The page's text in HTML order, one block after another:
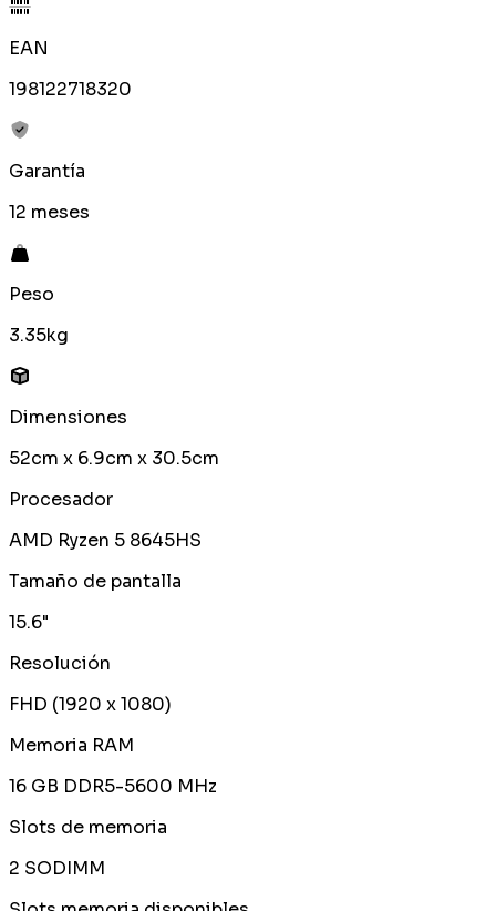
EAN
198122718320
Garantía
12 meses
Peso
3.35kg
Dimensiones
52cm x 6.9cm x 30.5cm
Procesador
AMD Ryzen 5 8645HS
Tamaño de pantalla
15.6"
Resolución
FHD (1920 x 1080)
Memoria RAM
16 GB DDR5-5600 MHz
Slots de memoria
2 SODIMM